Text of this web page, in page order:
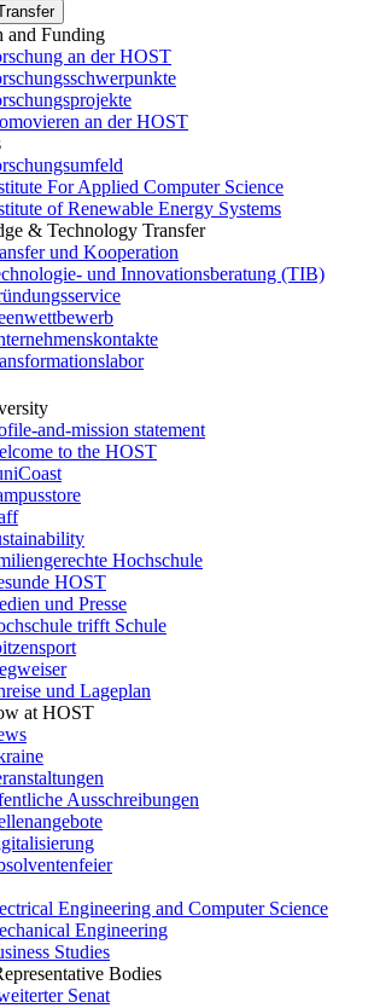
and Funding
an der HOST
an der HOST
For Applied Computer Science
of Renewable Energy Systems
& Technology Transfer
und Kooperation
und Innovationsberatung (TIB)
and-mission statement
to the HOST
Hochschule
HOST
und Presse
trifft Schule
und Lageplan
at HOST
Ausschreibungen
Engineering and Computer Science
Engineering
Studies
Bodies
Senat